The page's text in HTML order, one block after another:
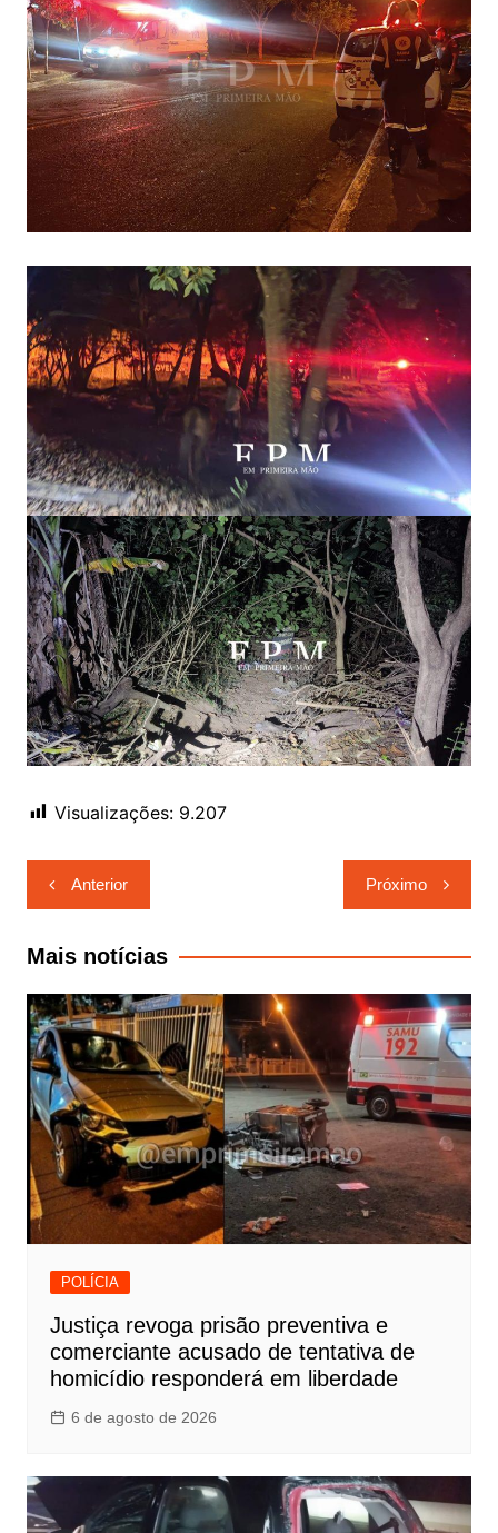
Visualizações: 9.207
Navegação
de
Post
Anterior Próximo
Mais notícias
POLÍCIA
Justiça revoga prisão preventiva e
comerciante acusado de tentativa de
homicídio responderá em liberdade
6 de agosto de 2026